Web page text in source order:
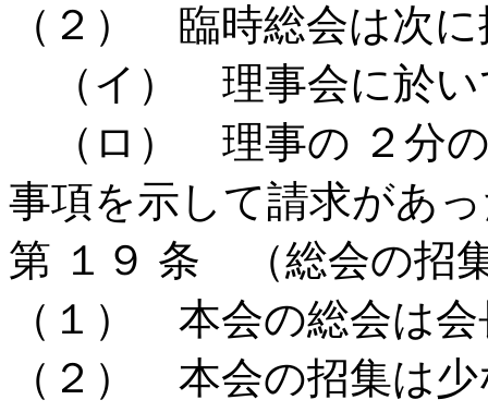
（２） 臨時総会は次
（イ） 理事会に於い
（ロ） 理事の ２分の
事項を示して請求があ
第 １９ 条 （総会の招
（１） 本会の総会は
（２） 本会の招集は